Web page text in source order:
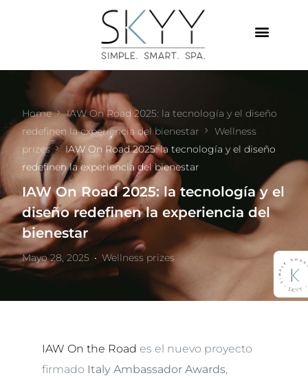
Home
IAW On Road 2025: la tecnología y el diseño
redefinen la experiencia del bienestar
Wellness
prizes
IAW On Road 2025: la tecnología y el diseño
redefinen la experiencia del bienestar
IAW On Road 2025: la tecnología y el
diseño redefinen la experiencia del
bienestar
Mayo 28, 2025 Wellness prizes
IAW On the Road es el nuevo proyecto
firmado Italy Ambassador Awards,